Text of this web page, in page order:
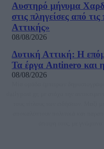
Αυστηρό μήνυμα
στις πληγείσες από
Αττικής»
08/08/2026
Δυτική Αττική: Η
Τα έργα Antinero και
08/08/2026